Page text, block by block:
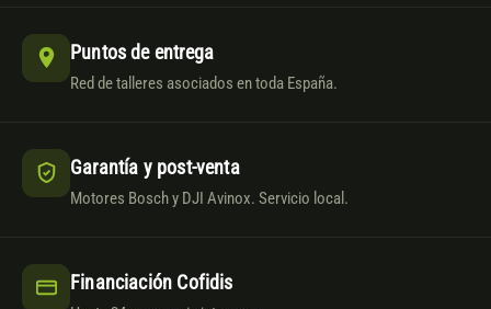
Puntos de entrega
Red de talleres asociados en toda España.
Garantía y post-venta
Motores Bosch y DJI Avinox. Servicio local.
Financiación Cofidis